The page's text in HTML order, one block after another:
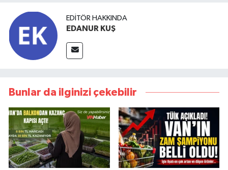
EDITÖR HAKKINDA
EDANUR KUŞ
Bunlar da ilginizi çekebilir